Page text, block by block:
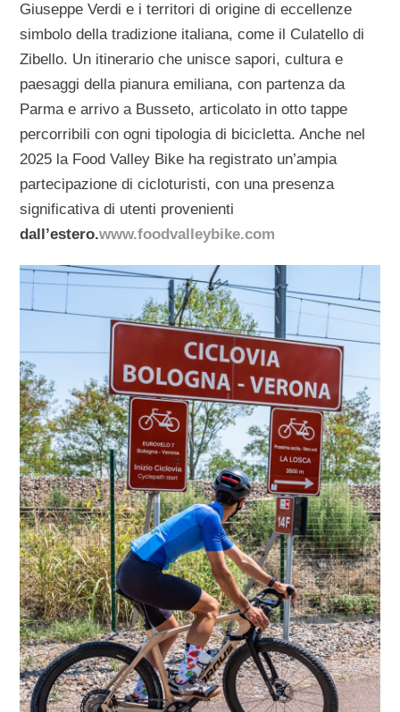
Giuseppe Verdi e i territori di origine di eccellenze
simbolo della tradizione italiana, come il Culatello di
Zibello. Un itinerario che unisce sapori, cultura e
paesaggi della pianura emiliana, con partenza da
Parma e arrivo a Busseto, articolato in otto tappe
percorribili con ogni tipologia di bicicletta. Anche nel
2025 la Food Valley Bike ha registrato un’ampia
partecipazione di cicloturisti, con una presenza
significativa di utenti provenienti
dall’estero.www.foodvalleybike.com